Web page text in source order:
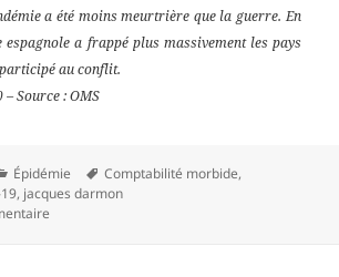
a été moins meurtrière que la guerre. En
a frappé plus massivement les pays
au conflit.
Source : OMS
Catégories
Épidémie
Mots-
clés
Comptabilité morbide,
, jacques darmon